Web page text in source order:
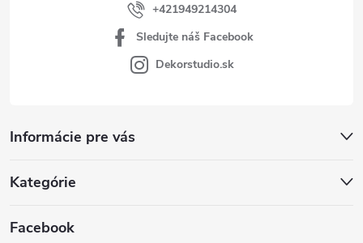
Informácie pre vás
Kategórie
Facebook
+421949214304
Sledujte náš Facebook
Dekorstudio.sk